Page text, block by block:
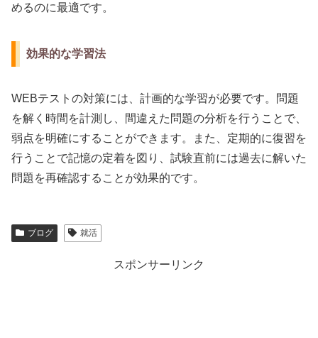
めるのに最適です。
効果的な学習法
WEBテストの対策には、計画的な学習が必要です。問題
を解く時間を計測し、間違えた問題の分析を行うことで、
弱点を明確にすることができます。また、定期的に復習を
行うことで記憶の定着を図り、試験直前には過去に解いた
問題を再確認することが効果的です。
ブログ 就活
スポンサーリンク